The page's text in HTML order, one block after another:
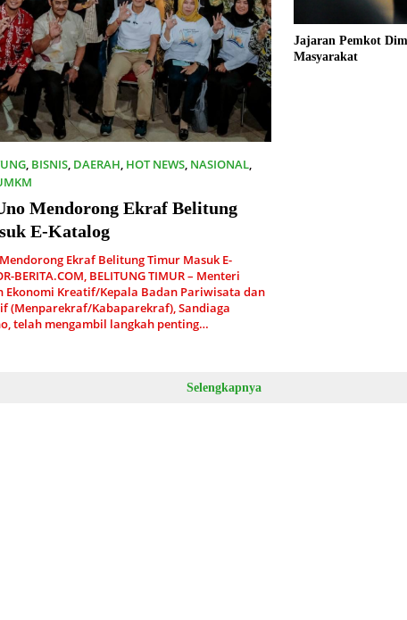
, BISNIS, DAERAH, HOT NEWS, NASIONAL,
Mendorong Ekraf Belitung
E-Katalog
Ekraf Belitung Timur Masuk E-
BERITA.COM, BELITUNG TIMUR – Menteri
Ekonomi Kreatif/Kepala Badan Pariwisata dan
(Menparekraf/Kabaparekraf), Sandiaga
telah mengambil langkah penting…
Jajaran Pemkot
Masyarakat
Selengkapnya